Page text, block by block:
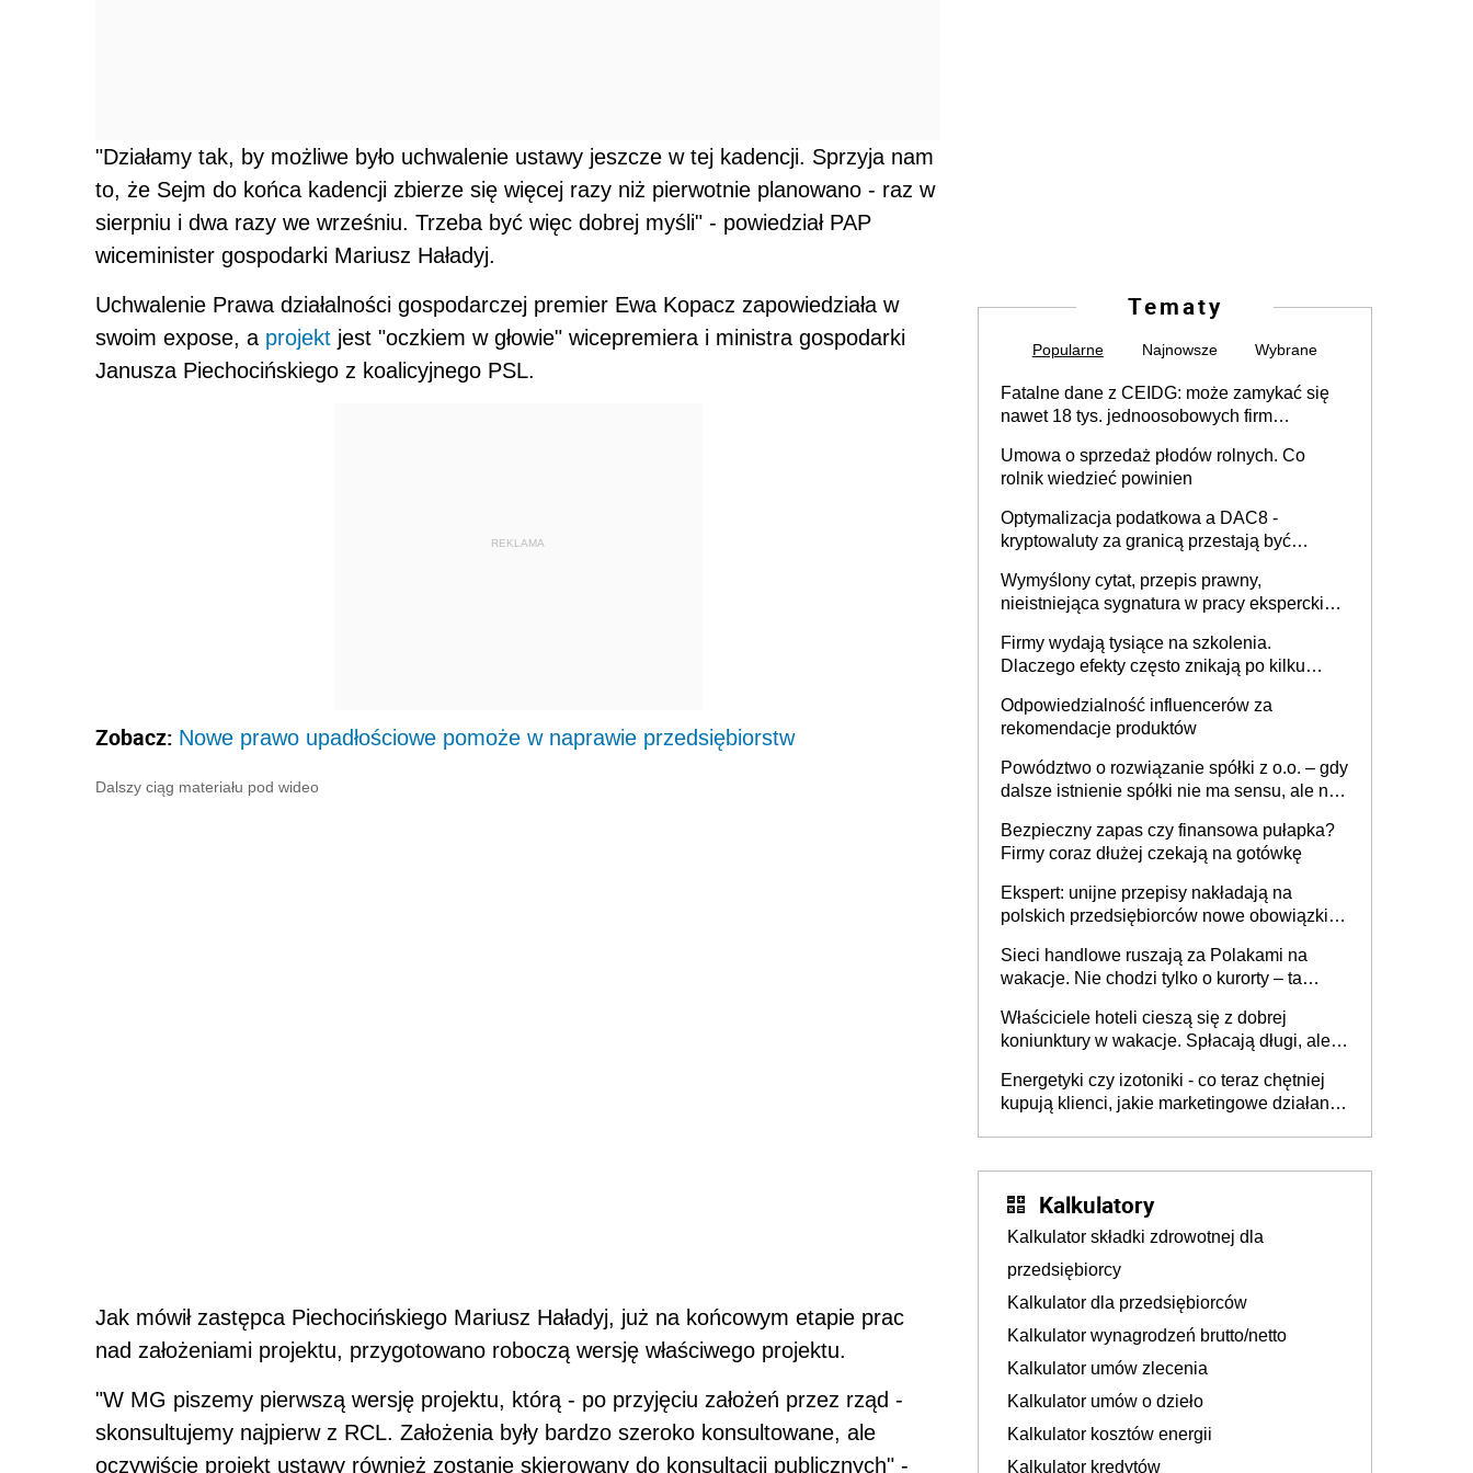
"Działamy tak, by możliwe było uchwalenie ustawy jeszcze w tej kadencji. Sprzyja nam
to, że Sejm do końca kadencji zbierze się więcej razy niż pierwotnie planowano - raz w
sierpniu i dwa razy we wrześniu. Trzeba być więc dobrej myśli" - powiedział PAP
wiceminister gospodarki Mariusz Haładyj.
Uchwalenie Prawa działalności gospodarczej premier Ewa Kopacz zapowiedziała w
swoim expose, a projekt jest "oczkiem w głowie" wicepremiera i ministra gospodarki
Janusza Piechocińskiego z koalicyjnego PSL.
REKLAMA
Zobacz: Nowe prawo upadłościowe pomoże w naprawie przedsiębiorstw
Dalszy ciąg materiału pod wideo
Jak mówił zastępca Piechocińskiego Mariusz Haładyj, już na końcowym etapie prac
nad założeniami projektu, przygotowano roboczą wersję właściwego projektu.
"W MG piszemy pierwszą wersję projektu, którą - po przyjęciu założeń przez rząd -
skonsultujemy najpierw z RCL. Założenia były bardzo szeroko konsultowane, ale
oczywiście projekt ustawy również zostanie skierowany do konsultacji publicznych" -
Tematy
Popularne Najnowsze Wybrane
Fatalne dane z CEIDG: może zamykać się
nawet 18 tys. jednoosobowych firm
Umowa o sprzedaż płodów rolnych. Co
rolnik wiedzieć powinien
Optymalizacja podatkowa a DAC8 -
kryptowaluty za granicą przestają być
Wymyślony cytat, przepis prawny,
nieistniejąca sygnatura w pracy eksperckiej -
firmie
Firmy wydają tysiące na szkolenia.
Dlaczego efekty często znikają po kilku
Odpowiedzialność influencerów za
rekomendacje produktów
Powództwo o rozwiązanie spółki z o.o. – gdy
dalsze istnienie spółki nie ma sensu, ale nie
Bezpieczny zapas czy finansowa pułapka?
Firmy coraz dłużej czekają na gotówkę
Ekspert: unijne przepisy nakładają na
polskich przedsiębiorców nowe obowiązki w
Sieci handlowe ruszają za Polakami na
wakacje. Nie chodzi tylko o kurorty – ta
tam, gdzie wielu spędzi urlop po cichu
Właściciele hoteli cieszą się z dobrej
koniunktury w wakacje. Spłacają długi, ale
Energetyki czy izotoniki - co teraz chętniej
kupują klienci, jakie marketingowe działania
Kalkulatory
Kalkulator składki zdrowotnej dla
przedsiębiorcy
Kalkulator dla przedsiębiorców
Kalkulator wynagrodzeń brutto/netto
Kalkulator umów zlecenia
Kalkulator umów o dzieło
Kalkulator kosztów energii
Kalkulator kredytów